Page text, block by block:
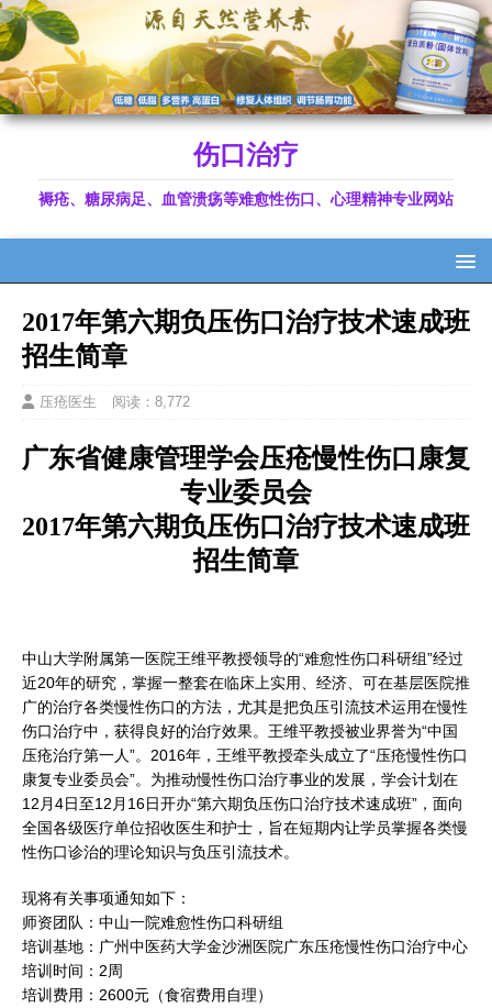
伤口治疗
褥疮、糖尿病足、血管溃疡等难愈性伤口、心理精神专业网站
2017年第六期负压伤口治疗技术速成班
招生简章
压疮医生 阅读：8,772
广东省健康管理学会压疮慢性伤口康复
专业委员会
2017年第六期负压伤口治疗技术速成班
招生简章
中山大学附属第一医院王维平教授领导的“难愈性伤口科研组”经过
近20年的研究，掌握一整套在临床上实用、经济、可在基层医院推
广的治疗各类慢性伤口的方法，尤其是把负压引流技术运用在慢性
伤口治疗中，获得良好的治疗效果。王维平教授被业界誉为“中国
压疮治疗第一人”。2016年，王维平教授牵头成立了“压疮慢性伤口
康复专业委员会”。为推动慢性伤口治疗事业的发展，学会计划在
12月4日至12月16日开办“第六期负压伤口治疗技术速成班”，面向
全国各级医疗单位招收医生和护士，旨在短期内让学员掌握各类慢
性伤口诊治的理论知识与负压引流技术。
现将有关事项通知如下：
师资团队：中山一院难愈性伤口科研组
培训基地：广州中医药大学金沙洲医院广东压疮慢性伤口治疗中心
培训时间：2周
培训费用：2600元（食宿费用自理）